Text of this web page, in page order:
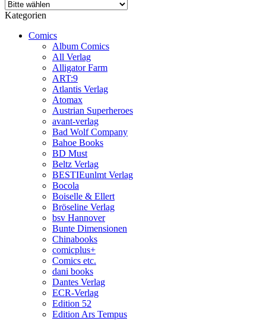
Kategorien
Comics
Album Comics
All Verlag
Alligator Farm
ART:9
Atlantis Verlag
Atomax
Austrian Superheroes
avant-verlag
Bad Wolf Company
Bahoe Books
BD Must
Beltz Verlag
BESTIEunlmt Verlag
Bocola
Boiselle & Ellert
Bröseline Verlag
bsv Hannover
Bunte Dimensionen
Chinabooks
comicplus+
Comics etc.
dani books
Dantes Verlag
ECR-Verlag
Edition 52
Edition Ars Tempus